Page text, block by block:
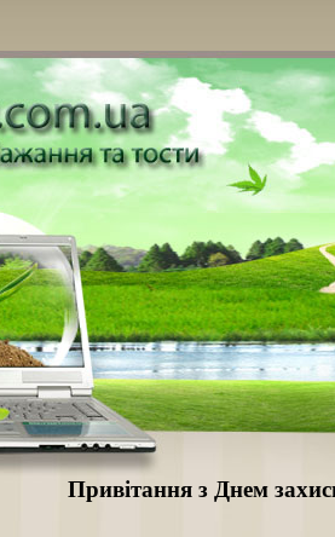
Привітання з Днем